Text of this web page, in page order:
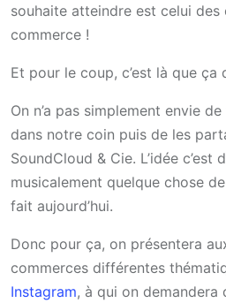
souhaite atteindre est celui
commerce !
Et pour le coup, c’est là que ça
On n’a pas simplement envie
dans notre coin puis de les
SoundCloud & Cie. L’idée c’est
musicalement quelque chose
fait aujourd’hui.
Donc pour ça, on présentera
commerces différentes
Instagram, à qui on demandera